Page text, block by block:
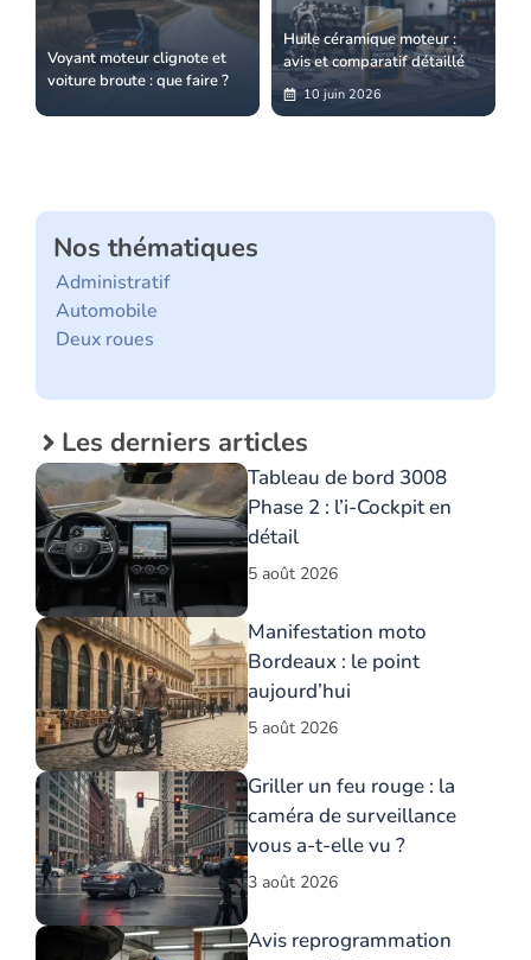
Voyant moteur clignote et
voiture broute : que faire ?
Huile céramique moteur :
avis et comparatif détaillé
10 juin 2026
Nos thématiques
Administratif
Automobile
Deux roues
Les derniers articles
Tableau de bord 3008
Phase 2 : l’i-Cockpit en
détail
5 août 2026
Manifestation moto
Bordeaux : le point
aujourd’hui
5 août 2026
Griller un feu rouge : la
caméra de surveillance
vous a-t-elle vu ?
3 août 2026
Avis reprogrammation